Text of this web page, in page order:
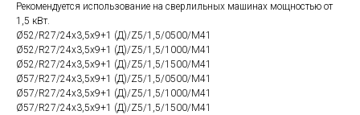
Рекомендуется использование на сверлильных машинах мощностью от
1,5 кВт.
Ø52/R27/24х3,5х9+1 (Д)/Z5/1,5/0500/М41
Ø52/R27/24х3,5х9+1 (Д)/Z5/1,5/1000/М41
Ø52/R27/24х3,5х9+1 (Д)/Z5/1,5/1500/М41
Ø57/R27/24х3,5х9+1 (Д)/Z5/1,5/0500/М41
Ø57/R27/24х3,5х9+1 (Д)/Z5/1,5/1000/М41
Ø57/R27/24х3,5х9+1 (Д)/Z5/1,5/1500/М41